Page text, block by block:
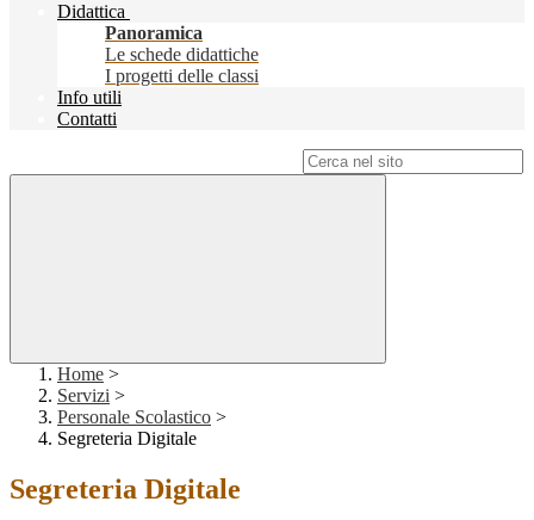
Didattica
Panoramica
Le schede didattiche
I progetti delle classi
Info utili
Contatti
Home >
Servizi >
Personale Scolastico >
Segreteria Digitale
Segreteria Digitale